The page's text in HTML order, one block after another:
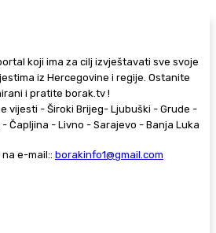
koji ima za cilj izvještavati sve svoje
iz Hercegovine i regije. Ostanite
i pratite borak.tv !
vijesti - Široki Brijeg- Ljubuški - Grude -
Čapljina - Livno - Sarajevo - Banja Luka
e-mail:: borakinfo1@gmail.com